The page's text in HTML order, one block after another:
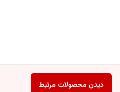
دیدن محصولات مرتبط